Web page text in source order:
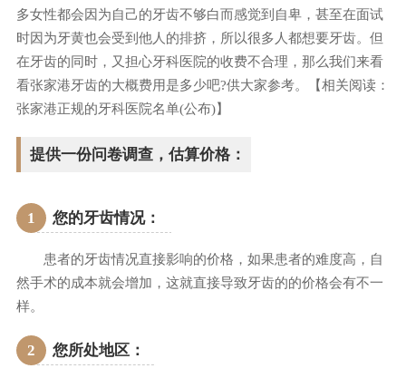
多女性都会因为自己的牙齿不够白而感觉到自卑，甚至在面试
时因为牙黄也会受到他人的排挤，所以很多人都想要牙齿。但
在牙齿的同时，又担心牙科医院的收费不合理，那么我们来看
看张家港牙齿的大概费用是多少吧?供大家参考。【相关阅读：
张家港正规的牙科医院名单(公布)】
提供一份问卷调查，估算价格：
1 您的牙齿情况：
患者的牙齿情况直接影响的价格，如果患者的难度高，自
然手术的成本就会增加，这就直接导致牙齿的的价格会有不一
样。
2 您所处地区：